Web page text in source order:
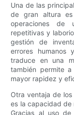
Una de las
de gran altura
operaciones de
repetitivas y
gestión de
errores humanos
traduce en una
también permite
mayor rapidez y
Otra ventaja de
es la capacidad de
Gracias al uso de